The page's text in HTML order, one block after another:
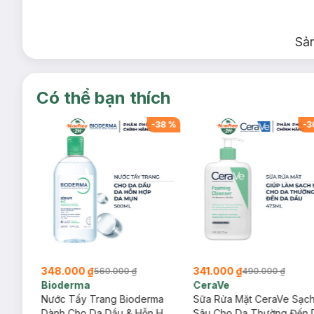
Có thể bạn thích
-38%
348.000 ₫560.000 ₫
Bioderma
Nước Tẩy Trang Bioderma
-
341.000 ₫490.000 ₫
CeraVe
Sữa Rửa Mặt CeraVe Sạch